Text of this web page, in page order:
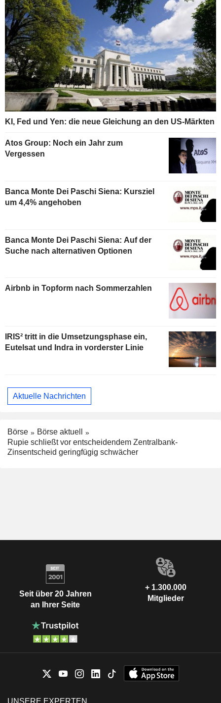
KI, Fed und Yen: die neue Gleichung an den US-Märkten
Atos Group: Noch ein Jahr zum
Vergessen
Banca Monte Dei Paschi Siena: Kursziel
um 4,4% angehoben
Banca Monte Dei Paschi Siena: Auf der
Suche nach alternativen Optionen
Airbnb in Topform nach Sommerzahlen
IRIS² tritt in die Umsetzungsphase ein,
Eutelsat und Indra in vorderster Linie
Aktuelle Nachrichten
Börse
Börse aktuell
Rupie schließt vor entscheidendem Zentralbank-
Zinsentscheid geringfügig schwächer
Seit über 20 Jahren
an Ihrer Seite
+ 1.300.000
Mitglieder
UNSERE EXPERTEN